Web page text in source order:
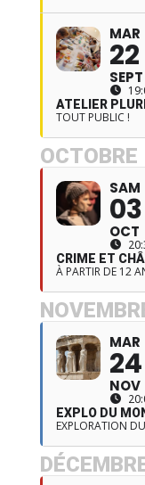
MAR
22
SEPT
ATELIER
TOUT PUBLIC !
OCTOBRE
SAM
03
OCT
CRIME ET
À PARTIR DE 12
MAR
24
NOV
EXPLO DU
EXPLORATION